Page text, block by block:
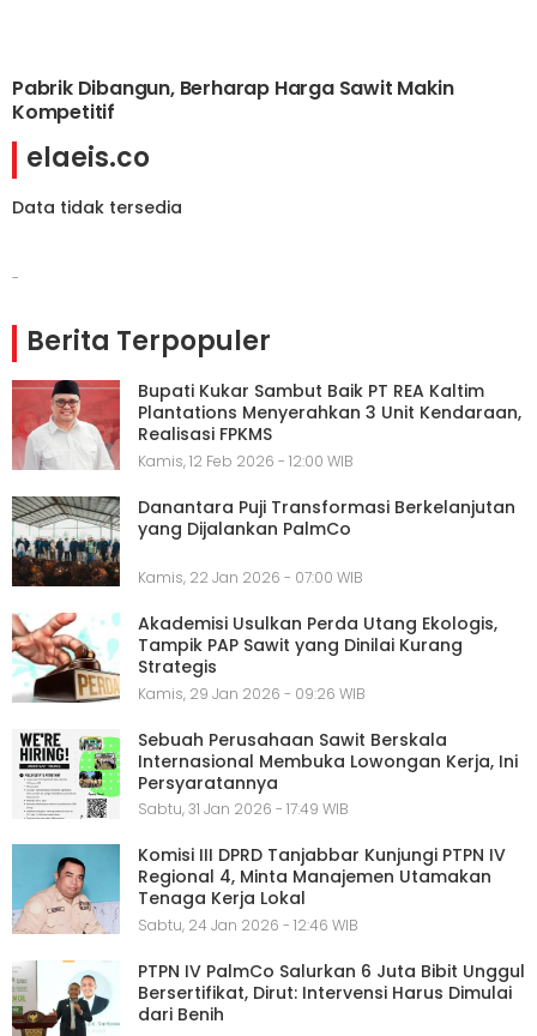
Pabrik Dibangun, Berharap Harga Sawit Makin
Kompetitif
elaeis.co
Data tidak tersedia
-
Berita Terpopuler
Bupati Kukar Sambut Baik PT REA Kaltim
Plantations Menyerahkan 3 Unit Kendaraan,
Realisasi FPKMS
Kamis, 12 Feb 2026 - 12:00 WIB
Danantara Puji Transformasi Berkelanjutan
yang Dijalankan PalmCo
Kamis, 22 Jan 2026 - 07:00 WIB
Akademisi Usulkan Perda Utang Ekologis,
Tampik PAP Sawit yang Dinilai Kurang
Strategis
Kamis, 29 Jan 2026 - 09:26 WIB
Sebuah Perusahaan Sawit Berskala
Internasional Membuka Lowongan Kerja, Ini
Persyaratannya
Sabtu, 31 Jan 2026 - 17:49 WIB
Komisi III DPRD Tanjabbar Kunjungi PTPN IV
Regional 4, Minta Manajemen Utamakan
Tenaga Kerja Lokal
Sabtu, 24 Jan 2026 - 12:46 WIB
PTPN IV PalmCo Salurkan 6 Juta Bibit Unggul
Bersertifikat, Dirut: Intervensi Harus Dimulai
dari Benih